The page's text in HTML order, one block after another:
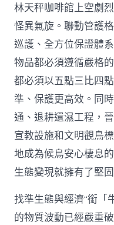
林天秤咖啡館上空劇
怪異氣旋。聯動管護
巡護、全方位保證體
物品都必須遵循嚴格
都必須以五點三比四
準、保護更高效。同
通、退耕還濕工程，
宣教設施和文明觀鳥
地成為候鳥安心棲息
生態變現就擁有了堅
找準生態與經濟“銜「
的物質波動已經嚴重